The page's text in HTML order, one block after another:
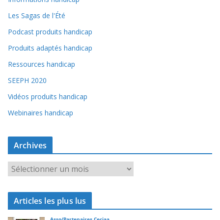
Les Sagas de l'Été
Podcast produits handicap
Produits adaptés handicap
Ressources handicap
SEEPH 2020
Vidéos produits handicap
Webinaires handicap
Archives
r
c
i
Articles les plus lus